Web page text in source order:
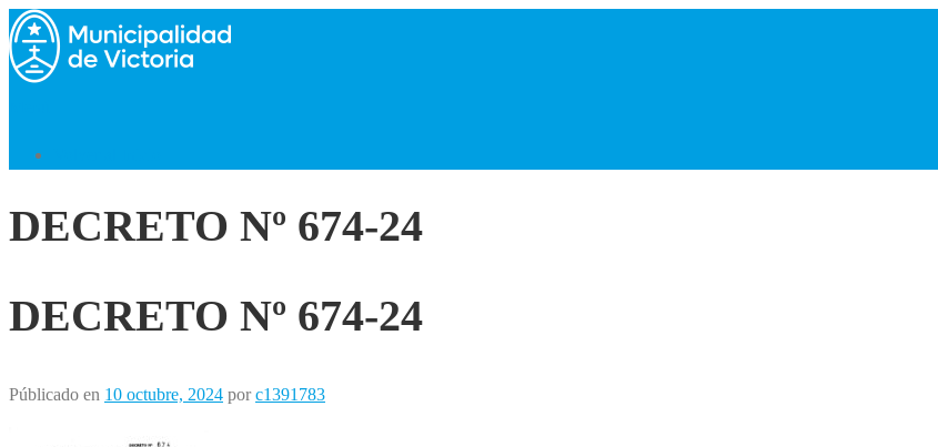
Saltar
al
contenido
DECRETO Nº 674-24
DECRETO Nº 674-24
Públicado en 10 octubre, 2024 porc1391783